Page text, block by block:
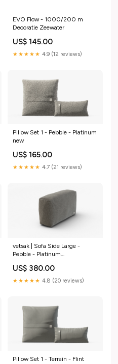
EVO Flow - 1000/200 m
Decoratie Zeewater
US$ 145.00
★★★★★ 4.9 (12 reviews)
Pillow Set 1 - Pebble - Platinum
new
US$ 165.00
★★★★★ 4.7 (21 reviews)
vetsak | Sofa Side Large -
Pebble - Platinum
US$ 380.00
★★★★★ 4.8 (20 reviews)
Pillow Set 1 - Terrain - Flint